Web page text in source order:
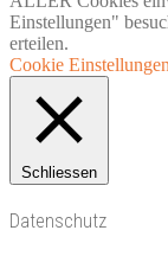
Einstellungen"
erteilen.
Cookie Einstellungen
Schliessen
Datenschutz